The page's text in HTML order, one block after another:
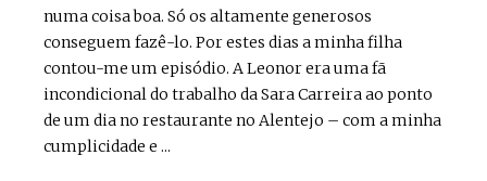
numa coisa boa. Só os altamente generosos
conseguem fazê-lo. Por estes dias a minha filha
contou-me um episódio. A Leonor era uma fã
incondicional do trabalho da Sara Carreira ao ponto
de um dia no restaurante no Alentejo – com a minha
cumplicidade e ...